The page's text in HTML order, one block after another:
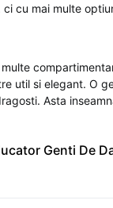
cu mai multe
util si elegant. O
Asta
Genti De